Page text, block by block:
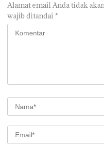
Alamat email Anda tidak
wajib ditandai *